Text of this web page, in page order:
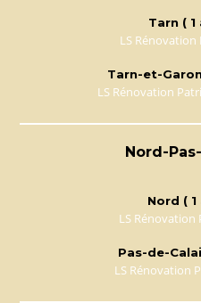
Tarn ( 1
LS
Tarn-et-
LS Rénovation
Nord-
Nord (
LS
Pas-de-
LS Rénovation